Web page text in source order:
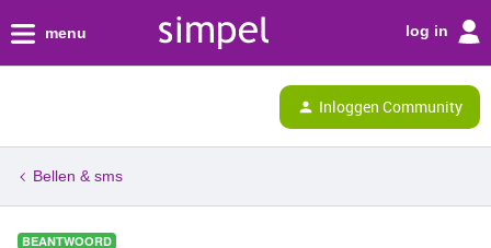
menu log in
Inloggen Community
Bellen & sms
BEANTWOORD